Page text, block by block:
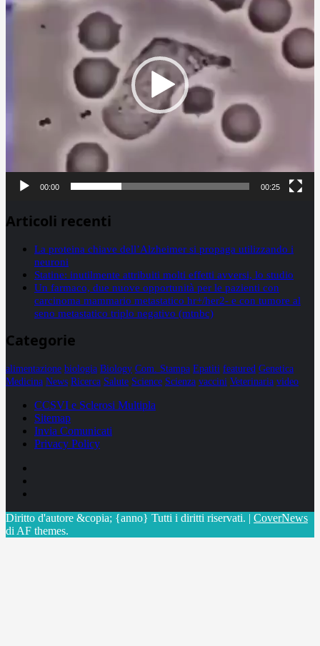
00:00 00:25
Articoli recenti
La proteina chiave dell’Alzheimer si propaga utilizzando i
neuroni
Statine: inutilmente attribuiti molti effetti avversi, lo studio
Un farmaco, due nuove opportunità per le pazienti con
carcinoma mammario metastatico hr+/her2- e con tumore al
seno metastatico triplo negativo (mtnbc)
Categorie
alimentazione biologia Biology Com. Stampa Epatiti featured Genetica
Medicina News Ricerca Salute Science Scienza vaccini Veterinaria video
CCSVI e Sclerosi Multipla
Sitemap
Invia Comunicati
Privacy Policy
Diritto d'autore &copia; {anno} Tutti i diritti riservati. | CoverNews
di AF themes.